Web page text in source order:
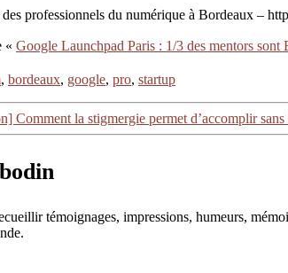
professionnels du numérique à Bordeaux –
« Google Launchpad Paris : 1/3 des mentors sont
, bordeaux, google, pro, startup
Comment la stigmergie permet d’accomplir
témoignages, impressions, humeurs,